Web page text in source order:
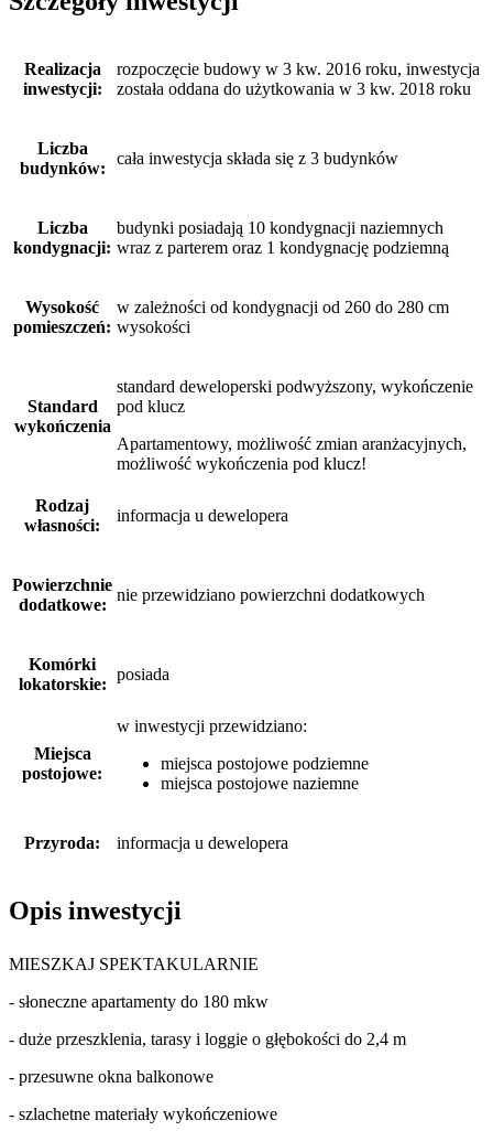
Realizacja
inwestycji:
rozpoczęcie budowy w 3 kw. 2016 roku, inwestycja
została oddana do użytkowania w 3 kw. 2018 roku
Liczba
budynków:
cała inwestycja składa się z 3 budynków
Liczba
kondygnacji:
budynki posiadają 10 kondygnacji naziemnych
wraz z parterem oraz 1 kondygnację podziemną
Wysokość
pomieszczeń:
w zależności od kondygnacji od 260 do 280 cm
wysokości
Standard
wykończenia
standard deweloperski podwyższony, wykończenie
pod klucz
Apartamentowy, możliwość zmian aranżacyjnych,
możliwość wykończenia pod klucz!
Rodzaj
własności:
informacja u dewelopera
Powierzchnie
dodatkowe:
nie przewidziano powierzchni dodatkowych
Komórki
lokatorskie:
posiada
Miejsca
postojowe:
w inwestycji przewidziano:
miejsca postojowe podziemne
miejsca postojowe naziemne
Przyroda: informacja u dewelopera
Opis inwestycji
MIESZKAJ SPEKTAKULARNIE
- słoneczne apartamenty do 180 mkw
- duże przeszklenia, tarasy i loggie o głębokości do 2,4 m
- przesuwne okna balkonowe
- szlachetne materiały wykończeniowe